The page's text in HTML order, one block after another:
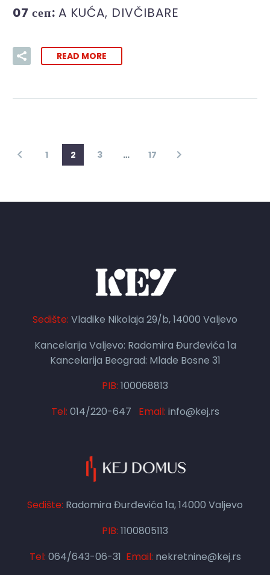
07 сеп: A KUĆA, DIVČIBARE
READ MORE
1 2 3 … 17
Sedište: Vladike Nikolaja 29/b, 14000 Valjevo
Kancelarija Valjevo: Radomira Đurđevića 1a
Kancelarija Beograd: Mlade Bosne 31
PIB: 100068813
Tel: 014/220-647 Email: info@kej.rs
Sedište: Radomira Đurđevića 1a, 14000 Valjevo
PIB: 1100805113
Tel: 064/643-06-31 Email: nekretnine@kej.rs